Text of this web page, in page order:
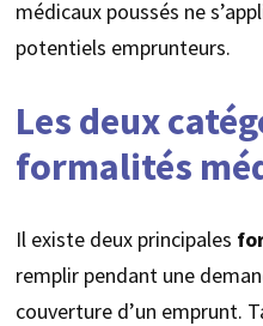
médicaux poussés ne
potentiels emprunteurs.
Les deux
formalités
Il existe deux principales
remplir pendant une
couverture d’un emprunt.